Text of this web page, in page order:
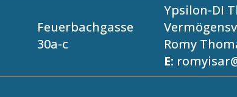
Feuerbachgasse
30a-c
Ypsilon-DI
Romy
E: